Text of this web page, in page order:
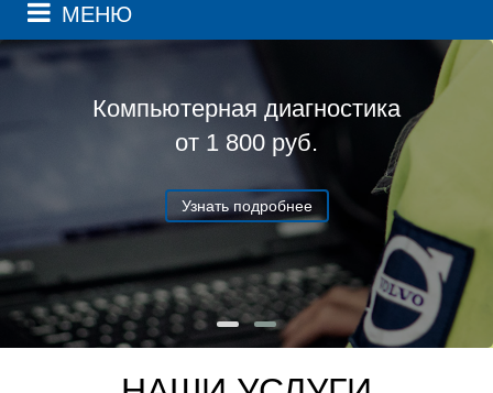
МЕНЮ
Компьютерная диагностика
от 1 800 руб.
Узнать подробнее